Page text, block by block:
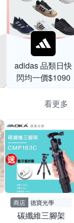
adidas 品類日快
閃均一價$1090
看更多
商店 德寶光學
碳纖維三腳架